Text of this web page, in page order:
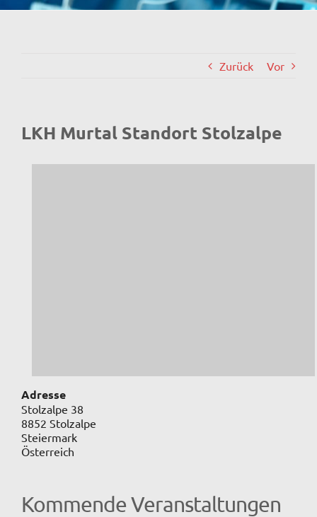
Zurück Vor
LKH Murtal Standort Stolzalpe
Adresse
Stolzalpe 38
8852 Stolzalpe
Steiermark
Österreich
Kommende Veranstaltungen